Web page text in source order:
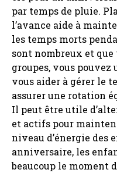
par temps de pluie.
l’avance aide à
les temps morts
sont nombreux et que
groupes, vous
vous aider à gérer le
assurer une rotation
Il peut être utile
et actifs pour
niveau d’énergie des
anniversaire, les
beaucoup le moment